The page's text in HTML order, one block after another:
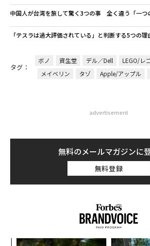
中国人が台湾を旅して驚く3つの事 全く違う「一つ
「テスラは過大評価されている」と判断する5つの理
タグ：
ボノ 資生堂 デル／Dell LEGO/レ
メイベリン
タゾ Apple/アップル
advertisement
無料のメールマガジンに
無料登録